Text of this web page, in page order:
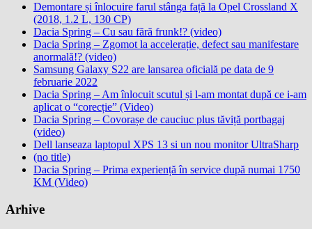
Demontare și înlocuire farul stânga față la Opel Crossland X
(2018, 1.2 L, 130 CP)
Dacia Spring – Cu sau fără frunk!? (video)
Dacia Spring – Zgomot la accelerație, defect sau manifestare
anormală!? (video)
Samsung Galaxy S22 are lansarea oficială pe data de 9
februarie 2022
Dacia Spring – Am înlocuit scutul și l-am montat după ce i-am
aplicat o “corecție” (Video)
Dacia Spring – Covorașe de cauciuc plus tăviță portbagaj
(video)
Dell lanseaza laptopul XPS 13 si un nou monitor UltraSharp
(no title)
Dacia Spring – Prima experiență în service după numai 1750
KM (Video)
Arhive